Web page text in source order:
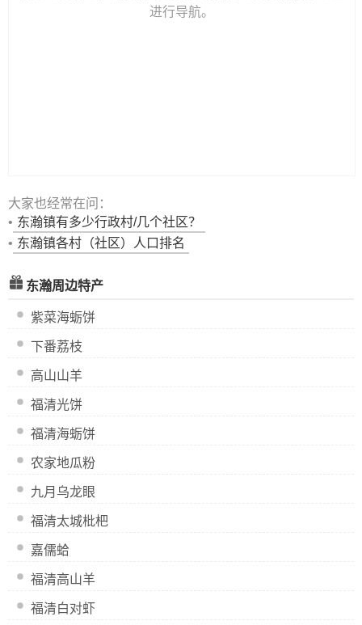
进行导航。
大家也经常在问：
• 东瀚镇有多少行政村/几个社区？
• 东瀚镇各村（社区）人口排名
东瀚周边特产
紫菜海蛎饼
下番荔枝
高山山羊
福清光饼
福清海蛎饼
农家地瓜粉
九月乌龙眼
福清太城枇杷
嘉儒蛤
福清高山羊
福清白对虾